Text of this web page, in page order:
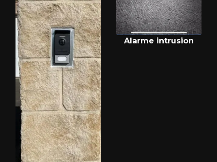
Alarme intrusion